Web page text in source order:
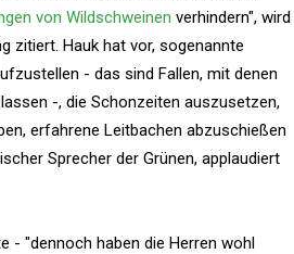
von Wildschweinen verhindern", wird
zitiert. Hauk hat vor, sogenannte
- das sind Fallen, mit denen
-, die Schonzeiten auszusetzen,
erfahrene Leitbachen abzuschießen
Sprecher der Grünen, applaudiert
- "dennoch haben die Herren wohl